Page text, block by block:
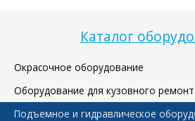
Каталог
Окрасочное оборудование
Оборудование для кузовного
Подъемное и гидравлическое